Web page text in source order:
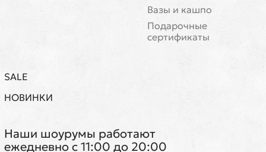
Вазы и кашпо
Подарочные
сертификаты
SALE
НОВИНКИ
Наши шоурумы работают
ежедневно с 11:00 до 20:00